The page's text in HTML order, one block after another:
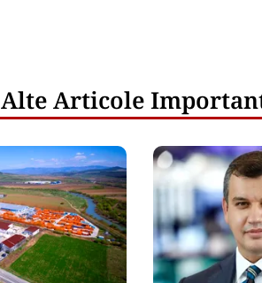
Alte Articole